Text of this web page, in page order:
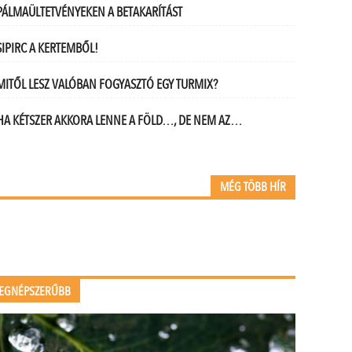
A BETAKARÍTÁST
A KERTEMBŐL!
LESZ VALÓBAN FOGYASZTÓ EGY TURMIX?
KÉTSZER AKKORA LENNE A FÖLD…, DE NEM AZ…
MÉG TÖBB HÍR